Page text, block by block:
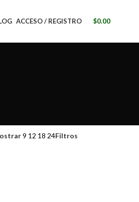
ACCESO / REGISTRO $0.00
9 12 18 24Filtros